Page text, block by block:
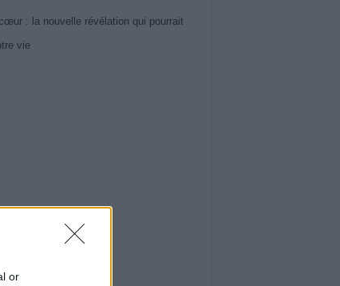
or
: la nouvelle révélation qui pourrait
vie